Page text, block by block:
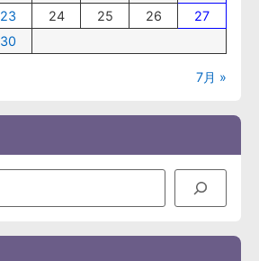
23 24 25 26
27
30
7月 »